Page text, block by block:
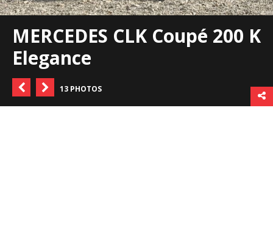
MERCEDES CLK Coupé 200 K
Elegance
13 PHOTOS